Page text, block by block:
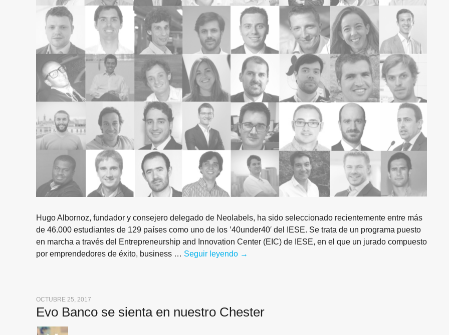
Hugo Albornoz, fundador y consejero delegado de Neolabels, ha sido seleccionado recientemente entre más
de 46.000 estudiantes de 129 países como uno de los ’40under40′ del IESE. Se trata de un programa puesto
en marcha a través del Entrepreneurship and Innovation Center (EIC) de IESE, en el que un jurado compuesto
por emprendedores de éxito, business … Seguir leyendo Hugo Albornoz, seleccionado como uno de los ‘40under40’
→
OCTUBRE 25, 2017
Evo Banco se sienta en nuestro Chester